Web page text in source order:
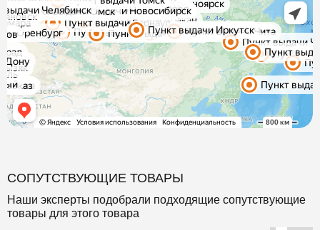
СОПУТСТВУЮЩИЕ ТОВАРЫ
Наши эксперты подобрали подходящие сопутствующие
товары для этого товара